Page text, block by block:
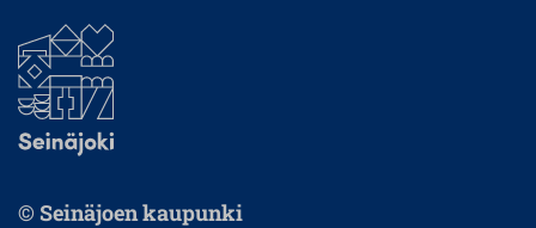
© Seinäjoen kaupunki